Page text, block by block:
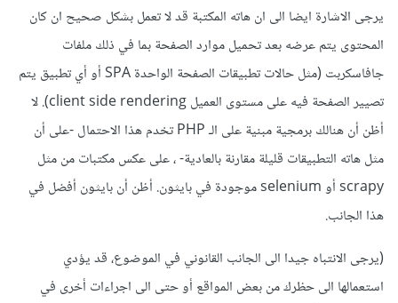
يرجى الاشارة ايضا الى ان هاته المكتبة قد لا تعمل بشكل صحيح ان كان
المحتوى يتم عرضه بعد تحميل موارد الصفحة بما في ذلك ملفات
جافاسكربت (مثل حالات تطبيقات الصفحة الواحدة SPA أو أي تطبيق يتم
تصيير الصفحة فيه على مستوى العميل client side rendering). لا
أظن أن هنالك برمجية مبنية على الـ PHP تخدم هذا الاحتمال -على أن
مثل هاته التطبيقات قليلة مقارنة بالعادية- ، على عكس مكتبات من مثل
scrapy أو selenium موجودة في بايثون. أظن أن بايثون أفضل في
هذا الجانب.
(يرجى الانتباه جيدا الى الجانب القانوني في الموضوع، قد يؤدي
استعمالها الى حظرك من بعض المواقع أو حتى الى اجراءات أخرى في